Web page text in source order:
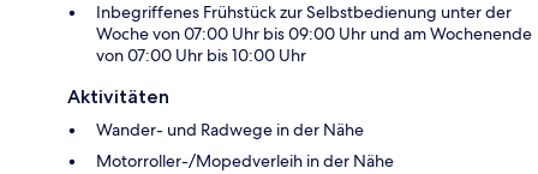
Inbegriffenes Frühstück zur Selbstbedienung unter der
Woche von 07:00 Uhr bis 09:00 Uhr und am Wochenende
von 07:00 Uhr bis 10:00 Uhr
Aktivitäten
Wander- und Radwege in der Nähe
Motorroller-/Mopedverleih in der Nähe